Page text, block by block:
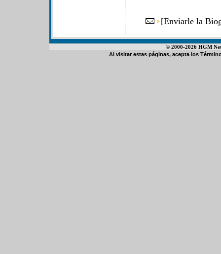
[Enviarle la
© 2000-2026 HGM
Al visitar estas páginas, acepta los